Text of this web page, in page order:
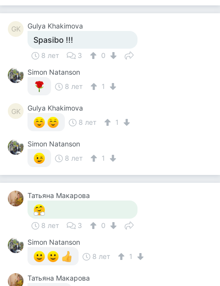
GK Gulya Khakimova
Spasibo !!!
8 лет 3
0
Simon Natanson
8 лет
1
GK
Gulya Khakimova
8 лет
1
Simon Natanson
8 лет
1
Татьяна Макарова
8 лет 3
0
Simon Natanson
8 лет
1
Татьяна Макарова